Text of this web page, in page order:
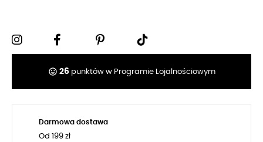
tag_faces 26punktów w Programie Lojalnościowym
Darmowa dostawa
Od 199 zł